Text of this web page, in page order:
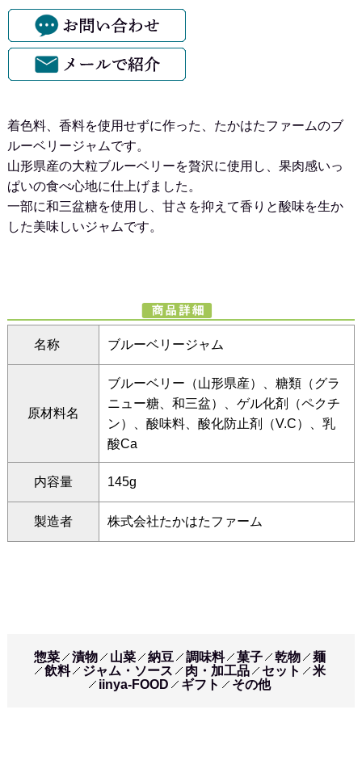
着色料、香料を使用せずに作った、たかはたファームのブ
ルーベリージャムです。
山形県産の大粒ブルーベリーを贅沢に使用し、果肉感いっ
ぱいの食べ心地に仕上げました。
一部に和三盆糖を使用し、甘さを抑えて香りと酸味を生か
した美味しいジャムです。
名称 ブルーベリージャム
原材料名
ブルーベリー（山形県産）、糖類（グラ
ニュー糖、和三盆）、ゲル化剤（ペクチ
ン）、酸味料、酸化防止剤（V.C）、乳
酸Ca
内容量 145g
製造者 株式会社たかはたファーム
惣菜 漬物 山菜 納豆 調味料 菓子 乾物
麺
飲料
ジャム・ソース 肉・加工品 セット
米
iinya-FOOD
ギフト その他